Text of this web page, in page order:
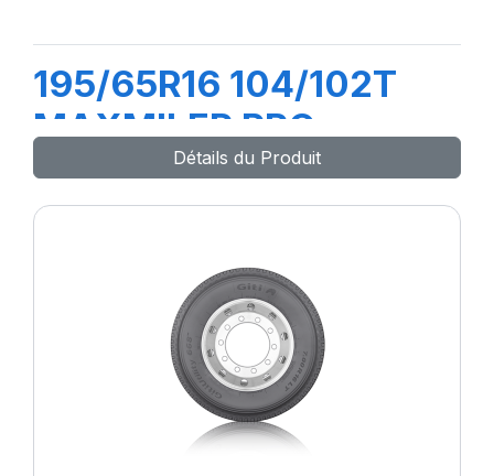
195/65R16 104/102T
MAXMILER PRO
Détails du Produit